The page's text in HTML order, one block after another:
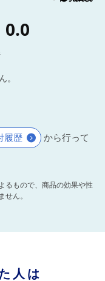
0.0
。
履歴
から行って
るもので、商品の効果や性
せん。
人は